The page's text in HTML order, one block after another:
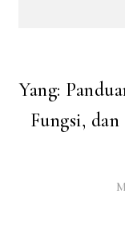
Yang:
Fungsi, dan